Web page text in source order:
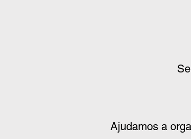
Ajudamos a